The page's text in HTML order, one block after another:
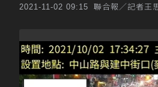
2021-11-02 09:15 聯合報／記者王